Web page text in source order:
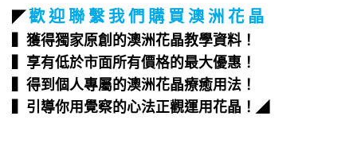
◤歡 迎 聯 繫 我 們 購 買 澳 洲 花 晶
▍獲得獨家原創的澳洲花晶教學資料！
▍享有低於市面所有價格的最大優惠！
▍得到個人專屬的澳洲花晶療癒用法！
▍引導你用覺察的心法正觀運用花晶！ ◢